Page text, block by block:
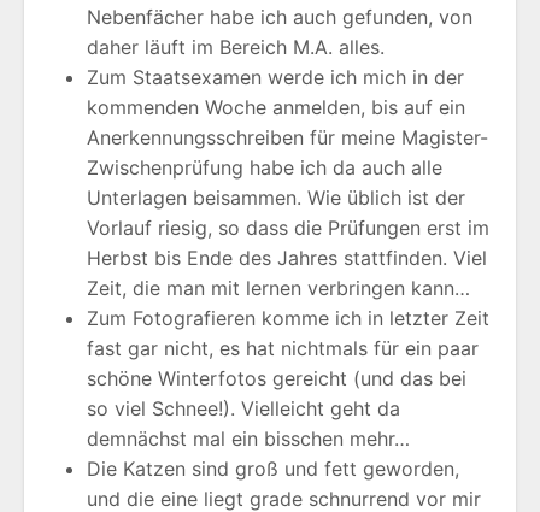
Nebenfächer habe ich auch gefunden, von
daher läuft im Bereich M.A. alles.
Zum Staatsexamen werde ich mich in der
kommenden Woche anmelden, bis auf ein
Anerkennungsschreiben für meine Magister-
Zwischenprüfung habe ich da auch alle
Unterlagen beisammen. Wie üblich ist der
Vorlauf riesig, so dass die Prüfungen erst im
Herbst bis Ende des Jahres stattfinden. Viel
Zeit, die man mit lernen verbringen kann…
Zum Fotografieren komme ich in letzter Zeit
fast gar nicht, es hat nichtmals für ein paar
schöne Winterfotos gereicht (und das bei
so viel Schnee!). Vielleicht geht da
demnächst mal ein bisschen mehr…
Die Katzen sind groß und fett geworden,
und die eine liegt grade schnurrend vor mir